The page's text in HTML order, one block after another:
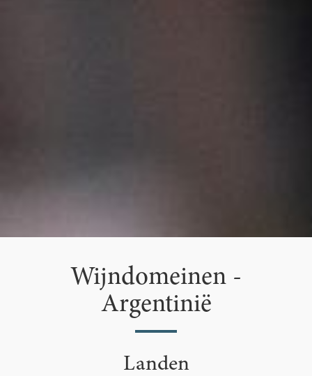
Wijndomeinen -
Argentinië
Landen